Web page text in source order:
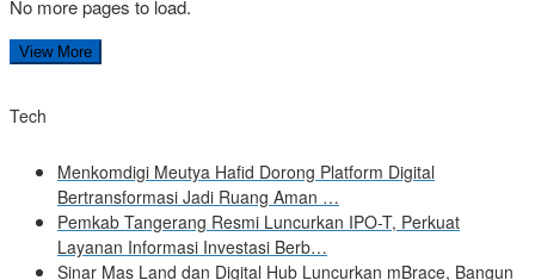
No more pages to load.
View More
Tech
Menkomdigi Meutya Hafid Dorong Platform Digital
Bertransformasi Jadi Ruang Aman …
Pemkab Tangerang Resmi Luncurkan IPO-T, Perkuat
Layanan Informasi Investasi Berb…
Sinar Mas Land dan Digital Hub Luncurkan mBrace, Bangun